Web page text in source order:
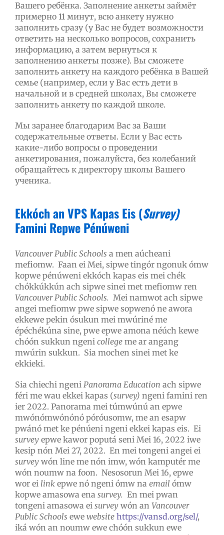
Вашего ребёнка. Заполнение анкеты займёт
примерно 11 минут, всю анкету нужно
заполнить сразу (у Вас не будет возможности
ответить на несколько вопросов, сохранить
информацию, а затем вернуться к
заполнению анкеты позже). Вы сможете
заполнить анкету на каждого ребёнка в Вашей
семье (например, если у Вас есть дети в
начальной и в средней школах, Вы сможете
заполнить анкету по каждой школе.
Мы заранее благодарим Вас за Ваши
содержательные ответы. Если у Вас есть
какие-либо вопросы о проведении
анкетирования, пожалуйста, без колебаний
обращайтесь к директору школы Вашего
ученика.
Ekkóch an VPS Kapas Eis (Survey)
Famini Repwe Pénúweni
Vancouver Public Schools a men aúcheani
mefiomw. Faan ei Mei, sipwe tingór ngonuk ómw
kopwe pénúweni ekkóch kapas eis mei chék
chókkúkkún ach sipwe sinei met mefiomw ren
Vancouver Public Schools. Mei namwot ach sipwe
angei mefiomw pwe sipwe sopwenó ne awora
ekkewe pekin ósukun mei mwúriné me
épéchékúna sine, pwe epwe amona néúch kewe
chóón sukkun ngeni college me ar angang
mwúrin sukkun. Sia mochen sinei met ke
ekkieki.
Sia chiechi ngeni Panorama Education ach sipwe
féri me wau ekkei kapas (survey) ngeni famini ren
ier 2022. Panorama mei túmwúnú an epwe
mwónómwónónó póróusomw, me an esapw
pwánó met ke pénúeni ngeni ekkei kapas eis. Ei
survey epwe kawor poputá seni Mei 16, 2022 iwe
kesip nón Mei 27, 2022. En mei tongeni angei ei
survey wón line me nón imw, wón kamputér me
wón noumw na foon. Nesosorun Mei 16, epwe
wor ei linkepwe nó ngeni ómw na email ómw
kopwe amasowa ena survey. En mei pwan
tongeni amasowa ei survey wón an Vancouver
Public Schools ewe website https://vansd.org/sel/,
iká wón an noumw ewe chóón sukkun ewe